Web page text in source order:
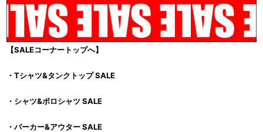
【SALEコーナートップへ】
・Tシャツ&タンクトップ SALE
・シャツ&ポロシャツ SALE
・パーカー&アウター SALE